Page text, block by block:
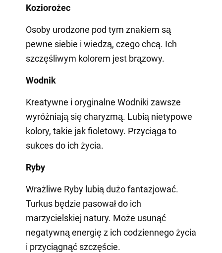
Koziorożec
Osoby urodzone pod tym znakiem są
pewne siebie i wiedzą, czego chcą. Ich
szczęśliwym kolorem jest brązowy.
Wodnik
Kreatywne i oryginalne Wodniki zawsze
wyróżniają się charyzmą. Lubią nietypowe
kolory, takie jak fioletowy. Przyciąga to
sukces do ich życia.
Ryby
Wrażliwe Ryby lubią dużo fantazjować.
Turkus będzie pasował do ich
marzycielskiej natury. Może usunąć
negatywną energię z ich codziennego życia
i przyciągnąć szczęście.